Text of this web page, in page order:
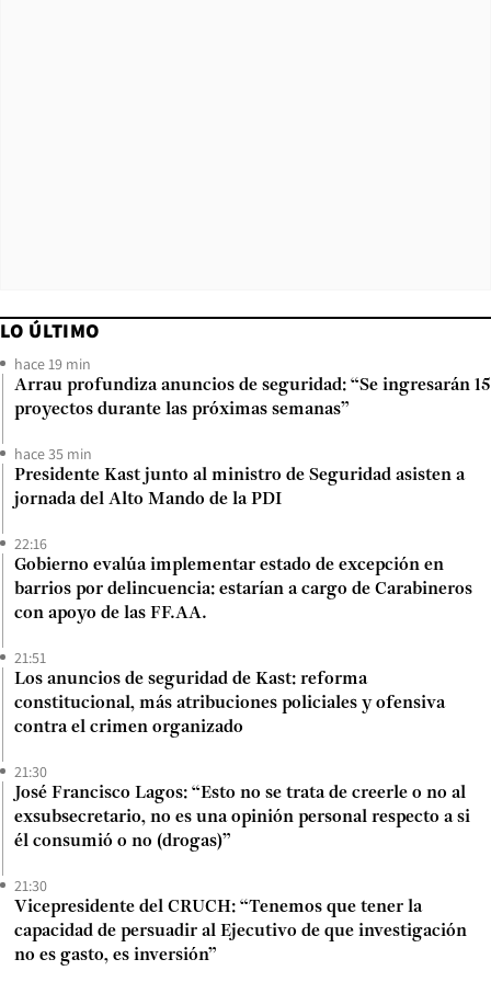
LO ÚLTIMO
hace 19 min
Arrau profundiza anuncios de seguridad: “Se ingresarán 15
proyectos durante las próximas semanas”
hace 35 min
Presidente Kast junto al ministro de Seguridad asisten a
jornada del Alto Mando de la PDI
22:16
Gobierno evalúa implementar estado de excepción en
barrios por delincuencia: estarían a cargo de Carabineros
con apoyo de las FF.AA.
21:51
Los anuncios de seguridad de Kast: reforma
constitucional, más atribuciones policiales y ofensiva
contra el crimen organizado
21:30
José Francisco Lagos: “Esto no se trata de creerle o no al
exsubsecretario, no es una opinión personal respecto a si
él consumió o no (drogas)”
21:30
Vicepresidente del CRUCH: “Tenemos que tener la
capacidad de persuadir al Ejecutivo de que investigación
no es gasto, es inversión”